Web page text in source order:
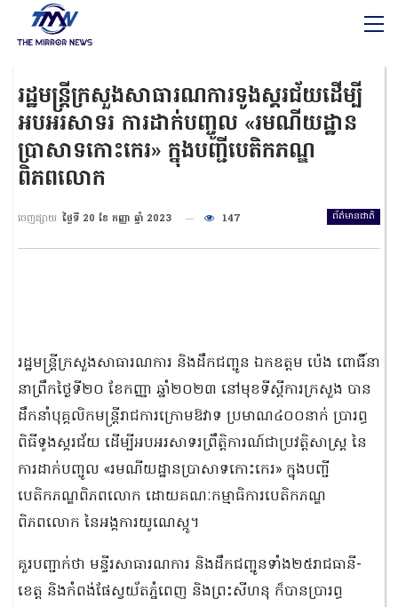
រដ្ឋមន្ត្រីក្រសួងសាធារណការទូងស្គរជ័យដើម្បី
អបអរសាទរ ការដាក់បញ្ចូល «រមណីយដ្ឋាន
ប្រាសាទកោះកេរ» ក្នុងបញ្ជីបេតិកភណ្ឌ
ពិភពលោក
ព័ត៌មានជាតិ
ចេញផ្សាយ ថ្ងៃទី 20 ខែ កញ្ញា ឆ្នាំ 2023 147
រដ្ឋមន្ត្រីក្រសួងសាធារណការ និងដឹកជញ្ជូន ឯកឧត្តម ប៉េង ពោធិ៍នា
នាព្រឹកថ្ងៃទី២០ ខែកញ្ញា ឆ្នាំ២០២៣ នៅមុខទីស្តីការក្រសួង បាន
ដឹកនាំបុគ្គលិកមន្រ្តីរាជការក្រោមឱវាទ ប្រមាណ៤០០នាក់ ប្រារព្ធ
ពិធីទូងស្គរជ័យ ដើម្បីអបអរសាទរព្រឹត្តិការណ៍ជាប្រវត្តិសាស្ត្រ នៃ
ការដាក់បញ្ចូល «រមណីយដ្ឋានប្រាសាទកោះកេរ» ក្នុងបញ្ជី
បេតិកភណ្ឌពិភពលោក ដោយគណៈកម្មាធិការបេតិកភណ្ឌ
ពិភពលោក នៃអង្គការយូណេស្កូ។
គួរបញ្ជាក់ថា មន្ទីរសាធារណការ និងដឹកជញ្ជូនទាំង២៥រាជធានី-
ខេត្ត និងកំពង់ផែស្វយ័តភ្នំពេញ និងព្រះសីហនុ ក៏បានប្រារព្ធ